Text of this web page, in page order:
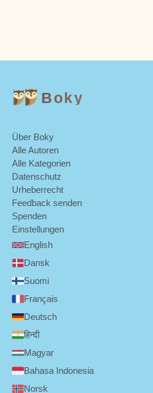
Boky
Über Boky
Alle Autoren
Alle Kategorien
Datenschutz
Urheberrecht
Feedback senden
Spenden
Einstellungen
English
Dansk
Suomi
Français
Deutsch
हिन्दी
Magyar
Bahasa Indonesia
Norsk